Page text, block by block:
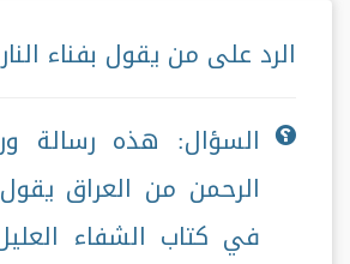
الرد على من يقول بفناء النار
السؤال: هذه رسالة
الرحمن من العراق
في كتاب الشفاء